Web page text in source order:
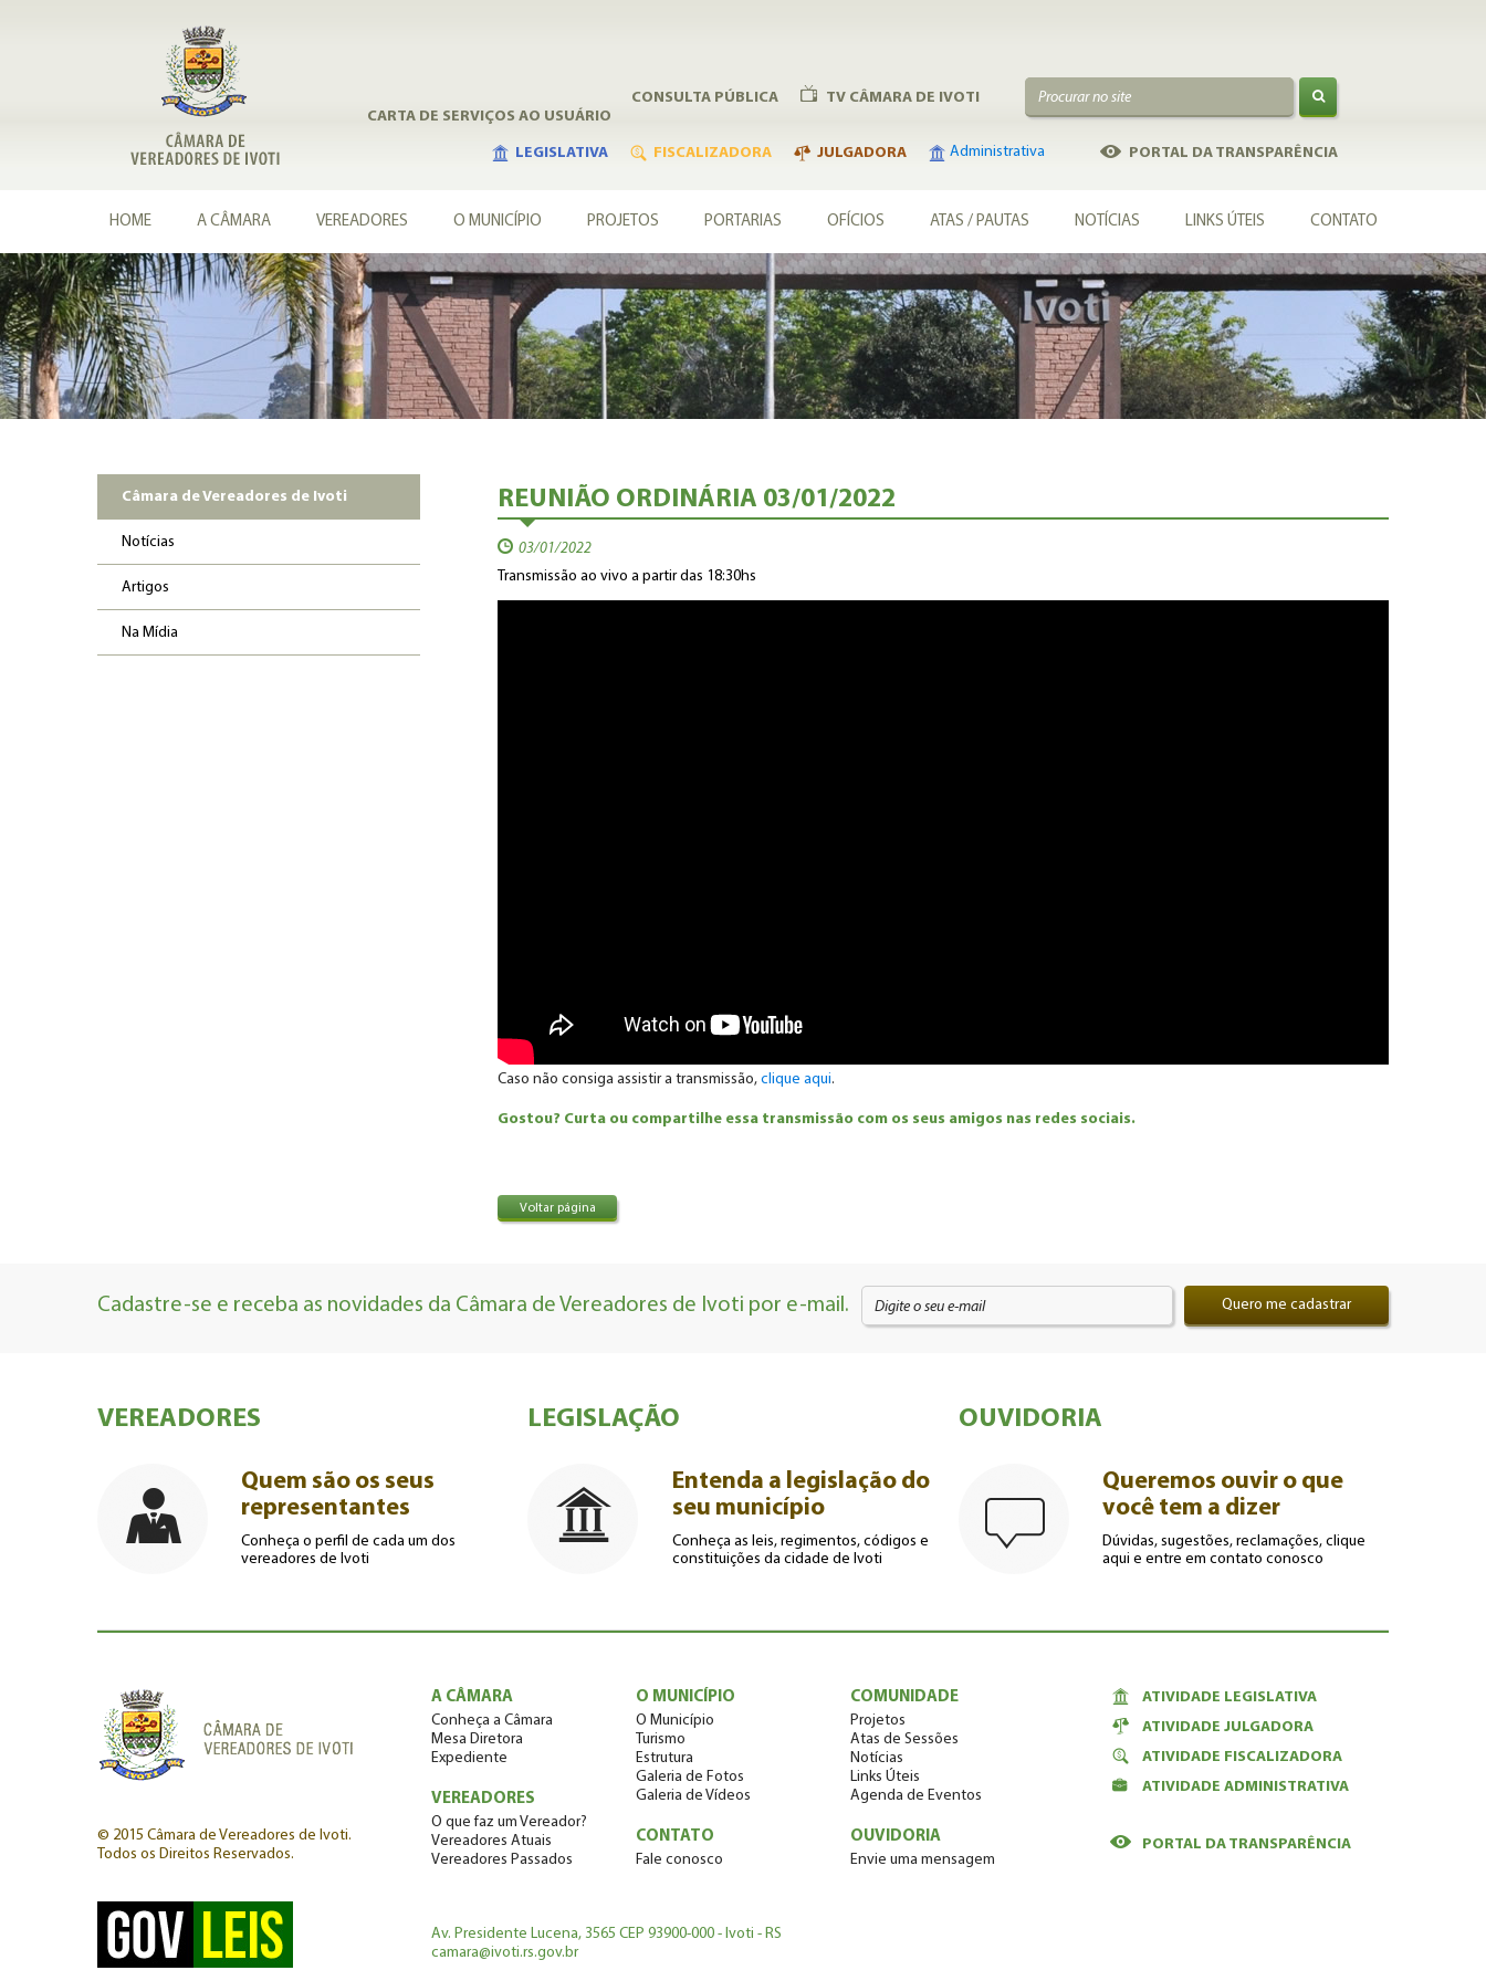
TV CÂMARA DE IVOTI
CONSULTA PÚBLICA
CARTA DE SERVIÇOS AO USUÁRIO
PORTAL DA TRANSPARÊNCIA
Administrativa
JULGADORA
FISCALIZADORA
LEGISLATIVA
HOME A CÂMARA VEREADORES O MUNICÍPIO PROJETOS PORTARIAS OFÍCIOS ATAS / PAUTAS NOTÍCIAS LINKS ÚTEIS CONTATO
Câmara de Vereadores de Ivoti
Notícias
Artigos
Na Mídia
REUNIÃO ORDINÁRIA 03/01/2022
03/01/2022
Transmissão ao vivo a partir das 18:30hs
Caso não consiga assistir a transmissão, clique aqui.
Gostou? Curta ou compartilhe essa transmissão com os seus amigos nas redes sociais.
Voltar página
Cadastre-se e receba as novidades da Câmara de Vereadores de Ivoti por e-mail. Quero me cadastrar
VEREADORES
Quem são os seus
representantes
Conheça o perfil de cada um dos
vereadores de Ivoti
LEGISLAÇÃO
Entenda a legislação do
seu município
Conheça as leis, regimentos, códigos e
constituições da cidade de Ivoti
OUVIDORIA
Queremos ouvir o que
você tem a dizer
Dúvidas, sugestões, reclamações, clique
aqui e entre em contato conosco
© 2015 Câmara de Vereadores de Ivoti.
Todos os Direitos Reservados.
A CÂMARA
Conheça a Câmara
Mesa Diretora
Expediente
VEREADORES
O que faz um Vereador?
Vereadores Atuais
Vereadores Passados
O MUNICÍPIO
O Município
Turismo
Estrutura
Galeria de Fotos
Galeria de Vídeos
CONTATO
Fale conosco
COMUNIDADE
Projetos
Atas de Sessões
Notícias
Links Úteis
Agenda de Eventos
OUVIDORIA
Envie uma mensagem
ATIVIDADE LEGISLATIVA
ATIVIDADE JULGADORA
ATIVIDADE FISCALIZADORA
ATIVIDADE ADMINISTRATIVA
PORTAL DA TRANSPARÊNCIA
Av. Presidente Lucena, 3565 CEP 93900-000 - Ivoti - RS
camara@ivoti.rs.gov.br